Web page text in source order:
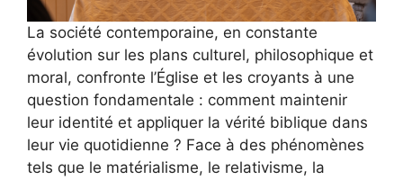
La société contemporaine, en constante
évolution sur les plans culturel, philosophique et
moral, confronte l’Église et les croyants à une
question fondamentale : comment maintenir
leur identité et appliquer la vérité biblique dans
leur vie quotidienne ? Face à des phénomènes
tels que le matérialisme, le relativisme, la